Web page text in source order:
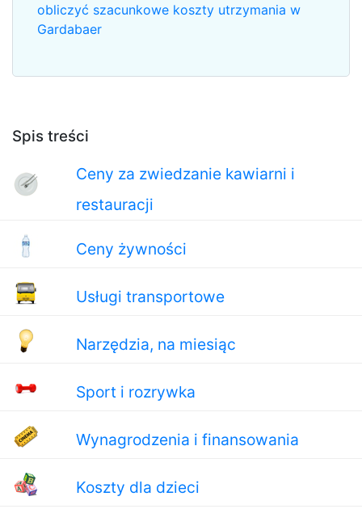
Spis treści
Ceny za zwiedzanie kawiarni i
restauracji
Ceny żywności
Usługi transportowe
Narzędzia, na miesiąc
Sport i rozrywka
Wynagrodzenia i finansowania
Koszty dla dzieci
obliczyć szacunkowe koszty utrzymania w
Gardabaer